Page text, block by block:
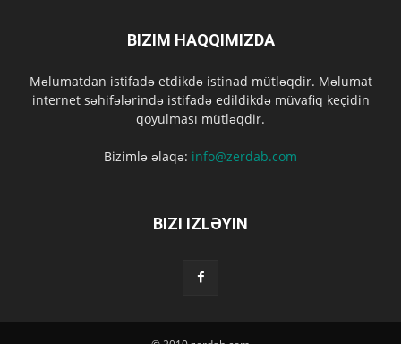
BIZIM HAQQIMIZDA
Məlumatdan istifadə etdikdə istinad mütləqdir. Məlumat
internet səhifələrində istifadə edildikdə müvafiq keçidin
qoyulması mütləqdir.
Bizimlə əlaqə: info@zerdab.com
BIZI IZLƏYIN